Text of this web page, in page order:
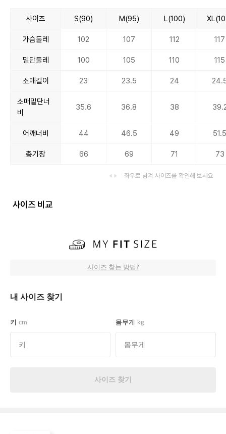
사이즈 S(90) M(95) L(100)
가슴둘레 102 107 112 117
밑단둘레 100 105 110 115
소매길이 23 23.5 24
소매밑단너
비
35.6 36.8 38
어깨너비 44 46.5 49
총기장 66 69 71 73
좌우로 넘겨 사이즈를 확인해 보세요
사이즈 비교